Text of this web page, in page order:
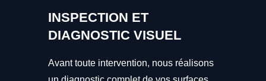
INSPECTION ET
DIAGNOSTIC VISUEL
Avant toute intervention, nous réalisons